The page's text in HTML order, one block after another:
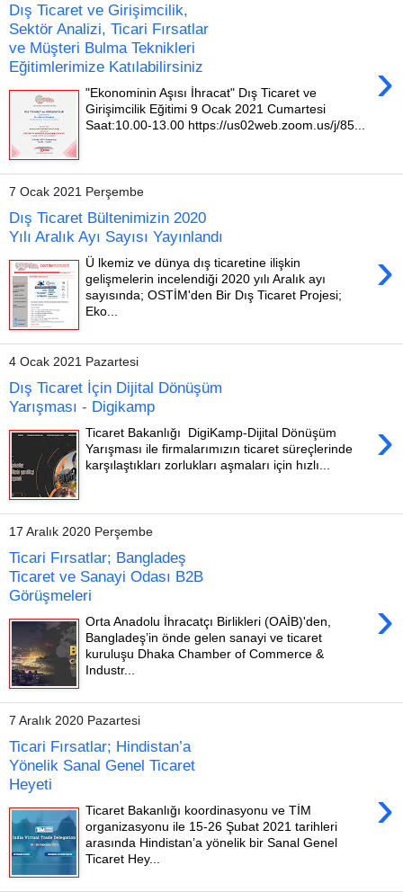
Dış Ticaret ve Girişimcilik,
Sektör Analizi, Ticari Fırsatlar
ve Müşteri Bulma Teknikleri
Eğitimlerimize Katılabilirsiniz
›
"Ekonominin Aşısı İhracat" Dış Ticaret ve
Girişimcilik Eğitimi 9 Ocak 2021 Cumartesi
Saat:10.00-13.00 https://us02web.zoom.us/j/85...
7 Ocak 2021 Perşembe
Dış Ticaret Bültenimizin 2020
Yılı Aralık Ayı Sayısı Yayınlandı
›
Ü lkemiz ve dünya dış ticaretine ilişkin
gelişmelerin incelendiği 2020 yılı Aralık ayı
sayısında; OSTİM'den Bir Dış Ticaret Projesi;
Eko...
4 Ocak 2021 Pazartesi
Dış Ticaret İçin Dijital Dönüşüm
Yarışması - Digikamp
›
Ticaret Bakanlığı DigiKamp-Dijital Dönüşüm
Yarışması ile firmalarımızın ticaret süreçlerinde
karşılaştıkları zorlukları aşmaları için hızlı...
17 Aralık 2020 Perşembe
Ticari Fırsatlar; Bangladeş
Ticaret ve Sanayi Odası B2B
Görüşmeleri
›
Orta Anadolu İhracatçı Birlikleri (OAİB)'den,
Bangladeş’in önde gelen sanayi ve ticaret
kuruluşu Dhaka Chamber of Commerce &
Industr...
7 Aralık 2020 Pazartesi
Ticari Fırsatlar; Hindistan’a
Yönelik Sanal Genel Ticaret
Heyeti
›
Ticaret Bakanlığı koordinasyonu ve TİM
organizasyonu ile 15-26 Şubat 2021 tarihleri
arasında Hindistan’a yönelik bir Sanal Genel
Ticaret Hey...